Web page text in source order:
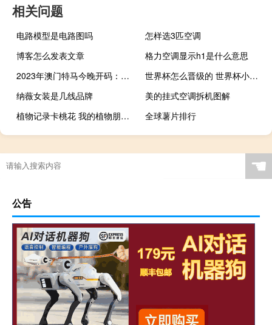
相关问题
电路模型是电路图吗
怎样选3匹空调
博客怎么发表文章
格力空调显示h1是什么意思
2023年澳门特马今晚开码：答案解析落实-3382.PL.254
世界杯怎么晋级的 世界杯小组赛怎么晋级
纳薇女装是几线品牌
美的挂式空调拆机图解
植物记录卡桃花 我的植物朋友记录卡
全球薯片排行
☚
公告